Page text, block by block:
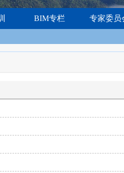
BIM专栏 专家委员